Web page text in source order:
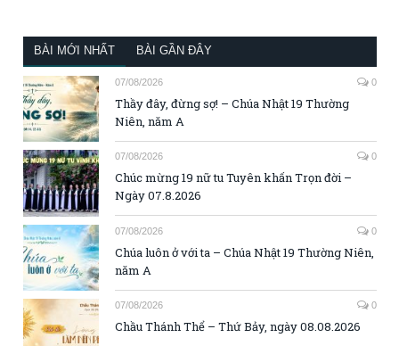
BÀI MỚI NHẤT BÀI GẦN ĐÂY
07/08/2026 0
Thầy đây, đừng sợ! – Chúa Nhật 19 Thường
Niên, năm A
07/08/2026 0
Chúc mừng 19 nữ tu Tuyên khấn Trọn đời –
Ngày 07.8.2026
07/08/2026 0
Chúa luôn ở với ta – Chúa Nhật 19 Thường Niên,
năm A
07/08/2026 0
Chầu Thánh Thể – Thứ Bảy, ngày 08.08.2026